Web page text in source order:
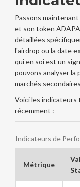
Passons
et son token
détaillées
l'airdrop ou la date
qui en soi est un
pouvons analyser la
marchés
Voici les
récemment :
Indicateurs de
Métrique